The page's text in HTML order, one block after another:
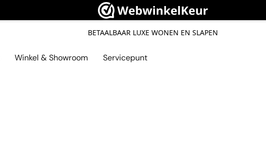
BETAALBAAR LUXE WONEN EN SLAPEN
Winkel & Showroom Servicepunt